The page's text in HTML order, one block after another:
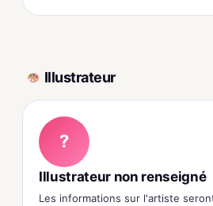
Illustrateur
?
Illustrateur non renseigné
Les informations sur l'artiste